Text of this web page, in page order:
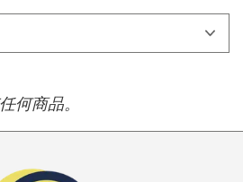
何商品。